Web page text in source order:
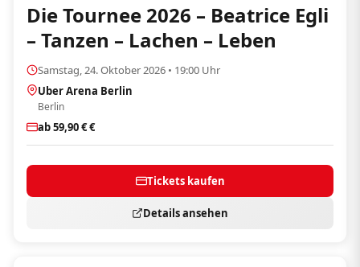
Die Tournee 2026 – Beatrice Egli
– Tanzen – Lachen – Leben
Samstag, 24. Oktober 2026 • 19:00 Uhr
Uber Arena Berlin
Berlin
ab 59,90 € €
Tickets kaufen
Details ansehen